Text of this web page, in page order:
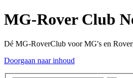
MG-Rover Club
Dé MG-RoverClub voor MG's en
Doorgaan naar inhoud